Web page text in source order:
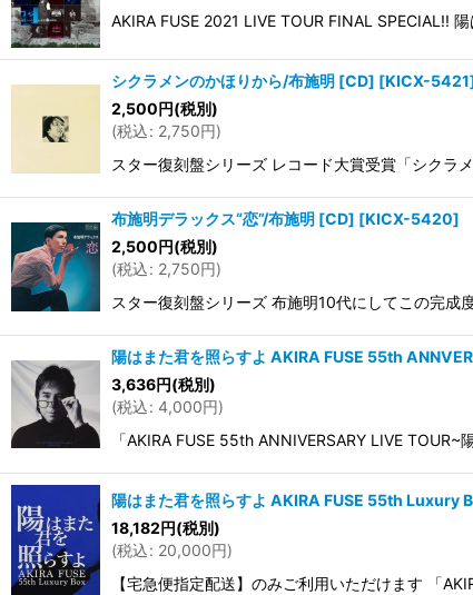
AKIRA FUSE 2021 LIVE TOUR FINAL SPECIAL!!
シクラメンのかほりから/布施明 [CD] [KICX-5421
2,500円(税別)
(税込: 2,750円)
スター復刻盤シリーズ レコード大賞受賞「シク
布施明デラックス“恋”/布施明 [CD] [KICX-5420]
2,500円(税別)
(税込: 2,750円)
スター復刻盤シリーズ 布施明10代にしてこの完
陽はまた君を照らすよ AKIRA FUSE 55th
3,636円(税別)
(税込: 4,000円)
「AKIRA FUSE 55th ANNIVERSARY LIVE
陽はまた君を照らすよ AKIRA FUSE 55th Luxury
18,182円(税別)
(税込: 20,000円)
【宅急便指定配送】のみご利用いただけます 「